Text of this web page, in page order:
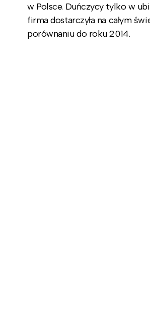
w Polsce. Duńczycy tylko w
firma dostarczyła na całym
porównaniu do roku 2014.